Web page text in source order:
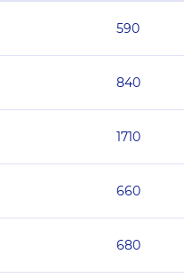
590
840
1710
660
680